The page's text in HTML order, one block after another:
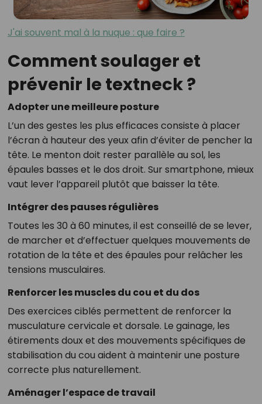
J'ai souvent mal à la nuque : que faire ?
Comment soulager et
prévenir le textneck ?
Adopter une meilleure posture
L’un des gestes les plus efficaces consiste à placer
l’écran à hauteur des yeux afin d’éviter de pencher la
tête. Le menton doit rester parallèle au sol, les
épaules basses et le dos droit. Sur smartphone, mieux
vaut lever l’appareil plutôt que baisser la tête.
Intégrer des pauses régulières
Toutes les 30 à 60 minutes, il est conseillé de se lever,
de marcher et d’effectuer quelques mouvements de
rotation de la tête et des épaules pour relâcher les
tensions musculaires.
Renforcer les muscles du cou et du dos
Des exercices ciblés permettent de renforcer la
musculature cervicale et dorsale. Le gainage, les
étirements doux et des mouvements spécifiques de
stabilisation du cou aident à maintenir une posture
correcte plus naturellement.
Aménager l’espace de travail